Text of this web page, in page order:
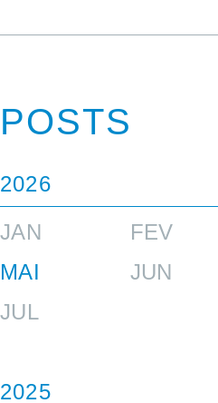
POSTS
2026
JAN
FEV
MAI
JUN
JUL
2025